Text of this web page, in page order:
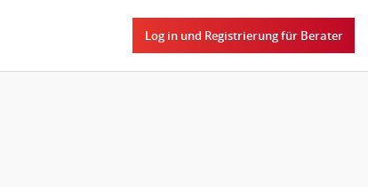
Log in und Registrierung für Berater